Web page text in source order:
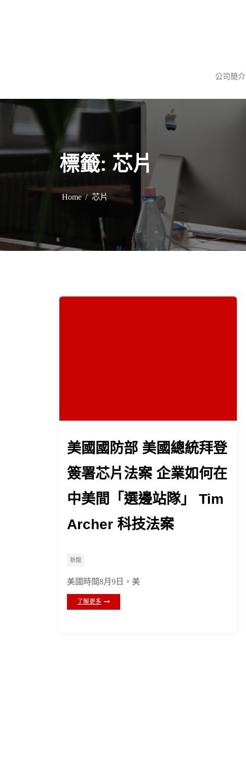
e
公司簡介
標籤: 芯片
Home 芯片
美國國防部 美國總統拜登
簽署芯片法案 企業如何在
中美間「選邊站隊」 Tim
Archer 科技法案
新聞
美國時間8月9日，美
了解更多